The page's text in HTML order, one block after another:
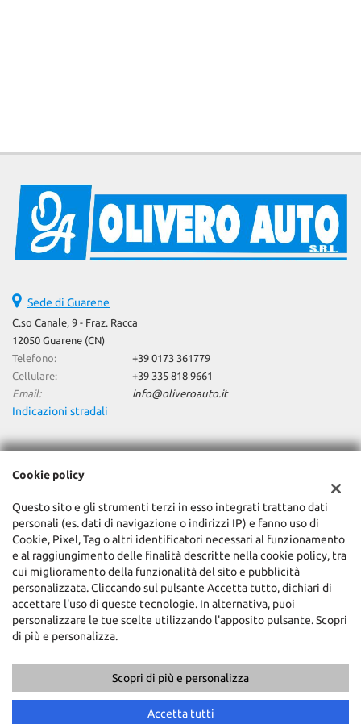
Sede di Guarene
C.so Canale, 9 - Fraz. Racca
12050 Guarene (CN)
Telefono:
+39 0173 361779
Cellulare:
+39 335 818 9661
Email:
info@oliveroauto.it
Indicazioni stradali
Dati fiscali:
Olivero Auto Srl
C.so Canale, 9 - Fraz. Racca, Guarene (CN)
C.F/P.IVA:02066560042
Registro delle imprese:CN
Copyright © 2026 GestionaleAuto.com S.r.l., Tutti i diritti riservati -
Leggi l'informativa sulla privacy-Cookie Policy
GestionaleAuto.com
Cookie policy
Questo sito e gli strumenti terzi in esso integrati trattano dati
personali (es. dati di navigazione o indirizzi IP) e fanno uso di
Cookie, Pixel, Tag o altri identificatori necessari al funzionamento
e al raggiungimento delle finalità descritte nella cookie policy, tra
cui miglioramento della funzionalità del sito e pubblicità
personalizzata. Cliccando sul pulsante Accetta tutto, dichiari di
accettare l'uso di queste tecnologie. In alternativa, puoi
personalizzare le tue scelte utilizzando l'apposito pulsante. Scopri
di più e personalizza.
Scopri di più e personalizza
Accetta tutti